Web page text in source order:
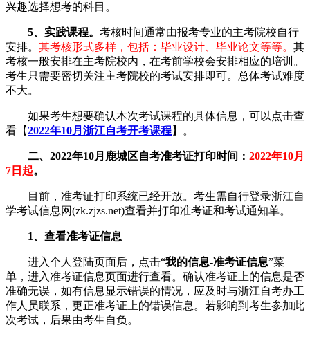
兴趣选择想考的科目。
5、实践课程。 考核时间通常由报考专业的主考院校自行
安排。 其考核形式多样，包括：毕业设计、毕业论文等等。 其
考核一般安排在主考院校内，在考前学校会安排相应的培训。
考生只需要密切关注主考院校的考试安排即可。总体考试难度
不大。
如果考生想要确认本次考试课程的具体信息，可以点击查
看【2022年10月浙江自考开考课程】。
二、2022年10月鹿城区自考准考证打印时间： 2022年10月
7日起。
目前，准考证打印系统已经开放。考生需自行登录浙江自
学考试信息网(zk.zjzs.net)查看并打印准考证和考试通知单。
1、查看准考证信息
进入个人登陆页面后，点击“我的信息-准考证信息”菜
单，进入准考证信息页面进行查看。确认准考证上的信息是否
准确无误，如有信息显示错误的情况，应及时与浙江自考办工
作人员联系，更正准考证上的错误信息。若影响到考生参加此
次考试，后果由考生自负。